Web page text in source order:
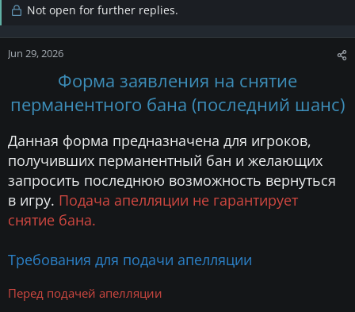
d
s
r
r
r
d
e
Not open for further replies.
Jun 29, 2026
Форма заявления на снятие
перманентного бана (последний шанс)
Данная форма предназначена для игроков,
получивших перманентный бан и желающих
запросить последнюю возможность вернуться
в игру. Подача апелляции не гарантирует
снятие бана.
Требования для подачи апелляции
Перед подачей апелляции